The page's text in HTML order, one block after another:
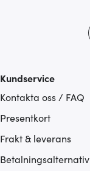
Kundservice
Kontakta oss / FAQ
Presentkort
Frakt & leverans
Betalningsalternativ